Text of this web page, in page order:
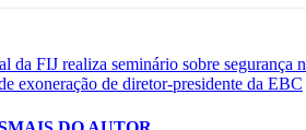
da FIJ realiza seminário sobre segurança
exoneração de diretor-presidente da EBC